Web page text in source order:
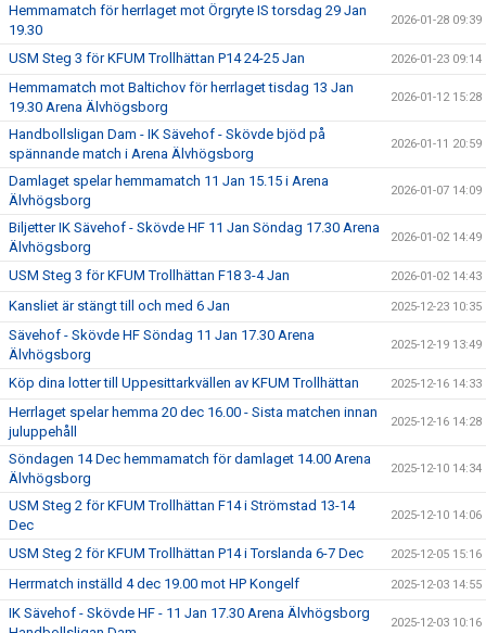
Hemmamatch för herrlaget mot Örgryte IS torsdag 29 Jan
19.30
2026-01-28 09:39
USM Steg 3 för KFUM Trollhättan P14 24-25 Jan 2026-01-23 09:14
Hemmamatch mot Baltichov för herrlaget tisdag 13 Jan
19.30 Arena Älvhögsborg
2026-01-12 15:28
Handbollsligan Dam - IK Sävehof - Skövde bjöd på
spännande match i Arena Älvhögsborg
2026-01-11 20:59
Damlaget spelar hemmamatch 11 Jan 15.15 i Arena
Älvhögsborg
2026-01-07 14:09
Biljetter IK Sävehof - Skövde HF 11 Jan Söndag 17.30 Arena
Älvhögsborg
2026-01-02 14:49
USM Steg 3 för KFUM Trollhättan F18 3-4 Jan 2026-01-02 14:43
Kansliet är stängt till och med 6 Jan 2025-12-23 10:35
Sävehof - Skövde HF Söndag 11 Jan 17.30 Arena
Älvhögsborg
2025-12-19 13:49
Köp dina lotter till Uppesittarkvällen av KFUM Trollhättan 2025-12-16 14:33
Herrlaget spelar hemma 20 dec 16.00 - Sista matchen innan
juluppehåll
2025-12-16 14:28
Söndagen 14 Dec hemmamatch för damlaget 14.00 Arena
Älvhögsborg
2025-12-10 14:34
USM Steg 2 för KFUM Trollhättan F14 i Strömstad 13-14
Dec
2025-12-10 14:06
USM Steg 2 för KFUM Trollhättan P14 i Torslanda 6-7 Dec 2025-12-05 15:16
Herrmatch inställd 4 dec 19.00 mot HP Kongelf 2025-12-03 14:55
IK Sävehof - Skövde HF - 11 Jan 17.30 Arena Älvhögsborg
2025-12-03 10:16